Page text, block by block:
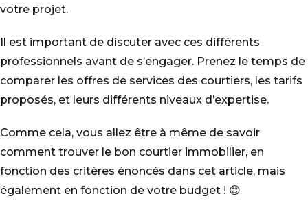
votre projet.
Il est important de discuter avec ces différents
professionnels avant de s’engager. Prenez le temps de
comparer les offres de services des courtiers, les tarifs
proposés, et leurs différents niveaux d’expertise.
Comme cela, vous allez être à même de savoir
comment trouver le bon courtier immobilier, en
fonction des critères énoncés dans cet article, mais
également en fonction de votre budget ! 😊